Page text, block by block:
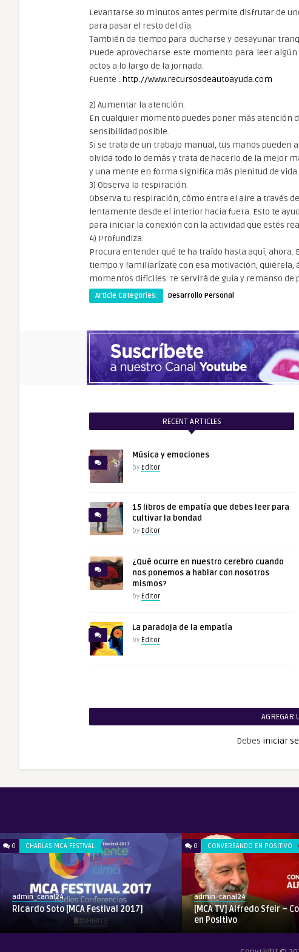
Levantarse 30 minutos antes permite disfrutar de
para pasar el resto del día.
También da tiempo para ducharse y desayunar
Puede aprovecharse este momento para leer
actos a lo largo de la jornada.
Fuente : http://www.recursosdeautoayuda.com
2) Aumentar la atención.
En cualquier momento puedes poner más atención
sensibilidad posible.
Si se trata de un trabajo manual, tus manos pueden
olvida todo lo demás y trata de hacerlo de la mejor
y una mente en forma significa más plenitud de
3) Observa la respiración.
Observa tu respiración, cómo entra el aire a través
lentamente desde el interior hacia fuera. Esto te
para iniciar la conexión con la actividad que estés
4) Profundiza.
Procura entender qué te ha traído hasta aquí, ahora.
tiempo y familiarízate con esa motivación, quiérela,
momentos difíciles. Te servirá de guía y remanso de
Article Categories: Desarrollo Personal
RECENT ARTICLES
Música y emociones
by Editor
15 libros de empatía que debes leer para
cultivar la bondad
by Editor
¿Qué ocurre en nuestro cerebro cuando
nos ponemos a hablar con nosotros
mismos?
by Editor
La paradoja de la empatía
by Editor
AGREGAR
Debes iniciar
0 CHARLAS MCA FESTIVAL
admin_canal24
Ricardo Soto [MCA Festival 2017]
0 CONVERSANDO EN POSITIVO
admin_canal24
[MCA TV] Alfredo Sfeir –
en Positivo